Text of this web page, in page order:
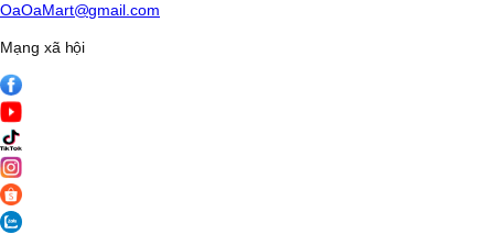
OaOaMart@gmail.com
Mạng xã hội